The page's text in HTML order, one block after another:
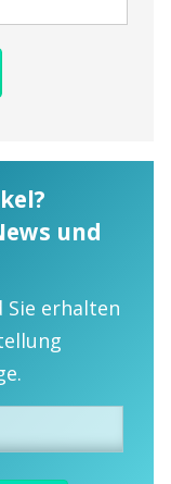
und
Sie erhalten